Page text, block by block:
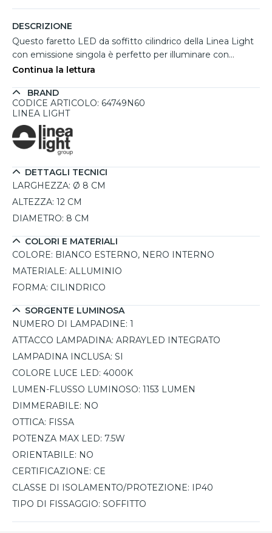
DESCRIZIONE
Questo faretto LED da soffitto cilindrico della Linea Light
con emissione singola è perfetto per illuminare con
precisione corridoi, cabine armadio o uffici. L’array LED da
bianco caldo a 4000K, ideale per ambienti dal carattere
moderno. La struttura in alluminio bianco e nero valorizza
design e affidabilità, coprendo fino a 8 mq con
un’illuminazione efficace e duratura.
Continua la lettura
BRAND
CODICE ARTICOLO: 64749N60
LINEA LIGHT
DETTAGLI TECNICI
LARGHEZZA: Ø 8 CM
ALTEZZA: 12 CM
DIAMETRO: 8 CM
COLORI E MATERIALI
COLORE: BIANCO ESTERNO, NERO INTERNO
MATERIALE: ALLUMINIO
FORMA: CILINDRICO
SORGENTE LUMINOSA
NUMERO DI LAMPADINE: 1
ATTACCO LAMPADINA: ARRAYLED INTEGRATO
LAMPADINA INCLUSA: SI
COLORE LUCE LED: 4000K
LUMEN-FLUSSO LUMINOSO: 1153 LUMEN
DIMMERABILE: NO
OTTICA: FISSA
POTENZA MAX LED: 7.5W
ORIENTABILE: NO
CERTIFICAZIONE: CE
CLASSE DI ISOLAMENTO/PROTEZIONE: IP40
TIPO DI FISSAGGIO: SOFFITTO